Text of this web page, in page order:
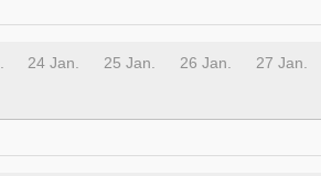
24 Jan. 25 Jan. 26 Jan. 27 Jan.